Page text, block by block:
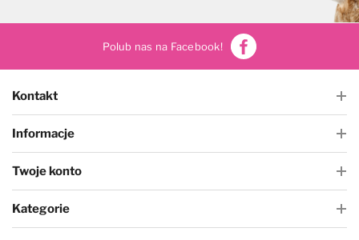
Polub nas na Facebook!
Kontakt
Informacje
Twoje konto
Kategorie